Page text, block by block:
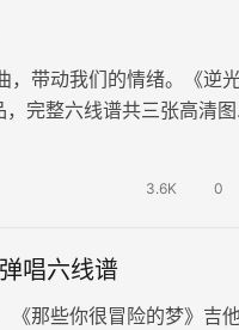
，带动我们的情绪。《逆
完整六线谱共三张高清图
3.6K 0
唱六线谱
《那些你很冒险的梦》吉